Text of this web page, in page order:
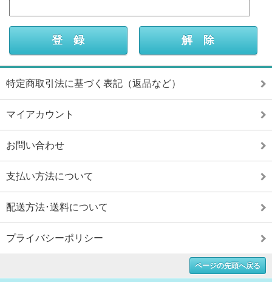
特定商取引法に基づく表記（返品など）
マイアカウント
お問い合わせ
支払い方法について
配送方法･送料について
プライバシーポリシー
ページの先頭へ戻る